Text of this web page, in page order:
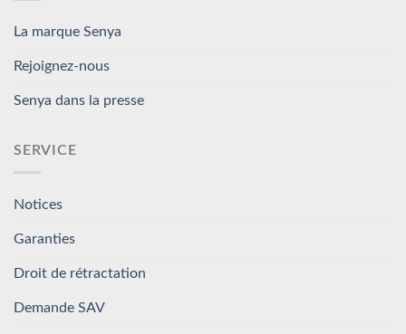
La marque Senya
Rejoignez-nous
Senya dans la presse
SERVICE
Notices
Garanties
Droit de rétractation
Demande SAV